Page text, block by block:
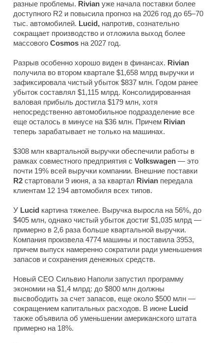
разные проблемы. Rivian уже начала поставки более
доступного R2 и повысила прогноз на 2026 год до 65–70
тыс. автомобилей. Lucid, напротив, сознательно
сокращает производство и отложила выход более
массового Cosmos на 2027 год.
Разрыв особенно хорошо виден в финансах. Rivian
получила во втором квартале $1,658 млрд выручки и
зафиксировала чистый убыток $837 млн. Годом ранее
убыток составлял $1,115 млрд. Консолидированная
валовая прибыль достигла $179 млн, хотя
непосредственно автомобильное подразделение все
еще осталось в минусе на $36 млн. Причем Rivian
теперь зарабатывает не только на машинах.
$308 млн квартальной выручки обеспечили работы в
рамках совместного предприятия с Volkswagen — это
почти 19% всей выручки компании. Внешние поставки
R2 стартовали 9 июня, а за квартал Rivian передала
клиентам 12 194 автомобиля всех типов.
У Lucid картина тяжелее. Выручка выросла на 56%, до
$405 млн, однако чистый убыток достиг $1,035 млрд —
примерно в 2,6 раза больше квартальной выручки.
Компания произвела 4774 машины и поставила 3953,
причем выпуск намеренно сократили ради уменьшения
запасов и сохранения денежных средств.
Новый CEO Сильвио Наполи запустил программу
экономии на $1,4 млрд: до $800 млн должны
высвободить за счет запасов, еще около $500 млн —
сокращением капитальных расходов. В июне Lucid
также объявила об уменьшении американского штата
примерно на 18%.